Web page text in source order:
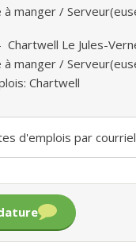
manger /
Chartwell Le Jules-
manger /
Chartwell
d'emplois par courriel